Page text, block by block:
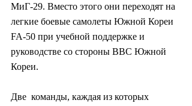
МиГ-29. Вместо этого они переходят на
легкие боевые самолеты Южной Кореи
FA-50 при учебной поддержке и
руководстве со стороны ВВС Южной
Кореи.
Две  команды, каждая из которых